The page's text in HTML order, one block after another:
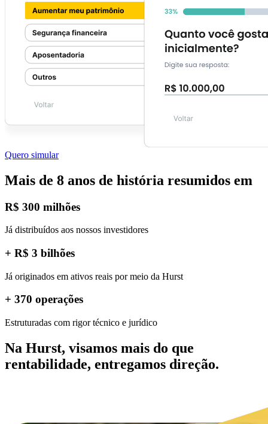
Quero simular
Mais de 8 anos de história resumidos em
R$ 300 milhões
Já distribuídos aos nossos investidores
+ R$ 3 bilhões
‍Já originados em ativos reais por meio da Hurst
+ 370 operações
Estruturadas com rigor técnico e jurídico
Na Hurst, visamos mais do que
rentabilidade, entregamos direção.